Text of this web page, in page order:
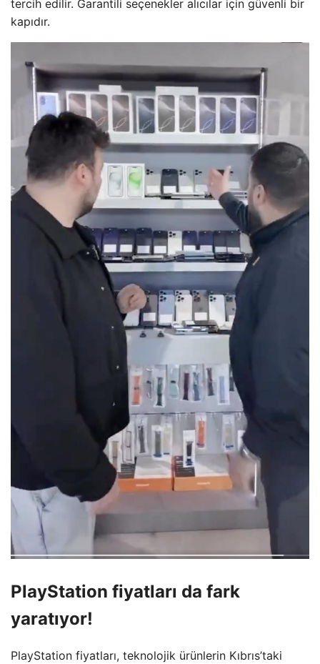
tercih edilir. Garantili seçenekler alıcılar için güvenli bir
kapıdır.
PlayStation fiyatları da fark
yaratıyor!
PlayStation fiyatları, teknolojik ürünlerin Kıbrıs’taki